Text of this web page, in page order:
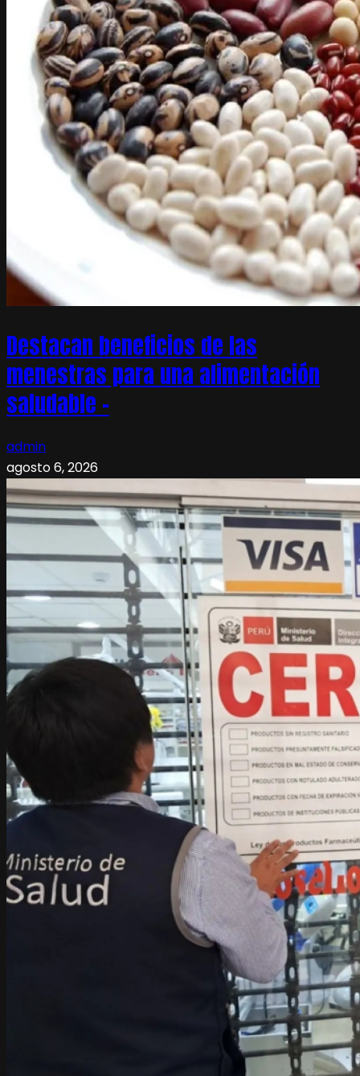
Destacan beneficios de las
menestras para una alimentación
saludable –
admin
agosto 6, 2026